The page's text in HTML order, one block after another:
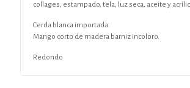
collages, estampado, tela, luz seca, aceite y
Cerda blanca importada.
Mango corto de madera barniz incoloro.
Redondo